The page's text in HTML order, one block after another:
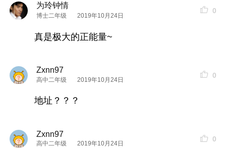
为玲钟情
博士二年级 2019年10月24日
0
真是极大的正能量~
Zxnn97
高中二年级 2019年10月24日
0
地址？？？
Zxnn97
高中二年级 2019年10月24日
0